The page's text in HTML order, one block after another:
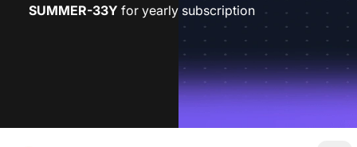
SUMMER-33Y for yearly subscription